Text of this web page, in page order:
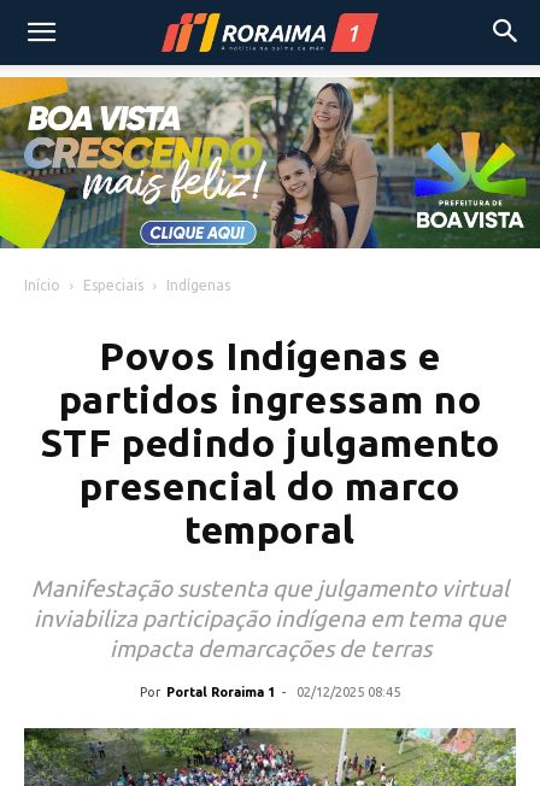
Início Especiais Indígenas
Povos Indígenas e
partidos ingressam no
STF pedindo julgamento
presencial do marco
temporal
Manifestação sustenta que julgamento virtual
inviabiliza participação indígena em tema que
impacta demarcações de terras
Por Portal Roraima 1 - 02/12/2025 08:45